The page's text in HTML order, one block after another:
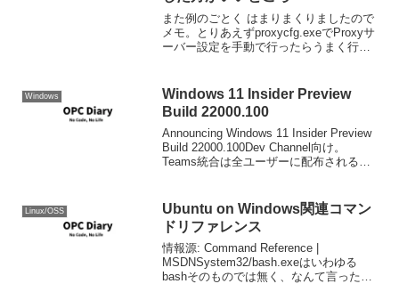
また例のごとく はまりまくりましたので
メモ。とりあえずproxycfg.exeでProxyサ
ーバー設定を手動で行ったらうまく行く
Web ...
Windows
Windows 11 Insider Preview
Build 22000.100
Announcing Windows 11 Insider Preview
Build 22000.100Dev Channel向け。
Teams統合は全ユーザーに配布されるわ
Linux/OSS
Ubuntu on Windows関連コマン
ドリファレンス
情報源: Command Reference |
MSDNSystem32/bash.exeはいわゆる
bashそのものでは無く、なんて言ったら